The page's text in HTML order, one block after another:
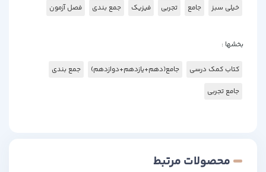
خیلی سبز جامع تجربی فیزیک جمع بندی فصل آزمون
بخشها :
کتاب کمک درسی جامع(دهم+یازدهم+دوازدهم) جمع بندی
جامع تجربی
محصولات مرتبط